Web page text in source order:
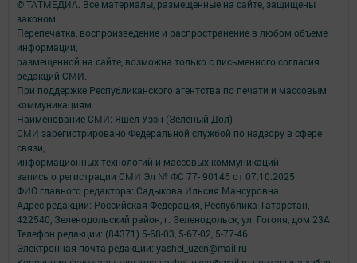
© ТАТМЕДИА. Все материалы, размещенные на сайте, защищены
законом.
Перепечатка, воспроизведение и распространение в любом объеме
информации,
размещенной на сайте, возможна только с письменного согласия
редакций СМИ.
При поддержке Республиканского агентства по печати и массовым
коммуникациям.
Наименование СМИ: Яшел Узэн (Зеленый Дол)
СМИ зарегистрировано Федеральной службой по надзору в сфере
связи,
информационных технологий и массовых коммуникаций
запись о регистрации СМИ Эл № ФС 77- 90146 от 07.10.2025
ФИО главного редактора: Садыкова Ильсия Мансуровна
Адрес редакции: Российская Федерация, Республика Татарстан,
422540, Зеленодольский район, г. Зеленодольск, ул. Гоголя, дом 23А
Телефон редакции: (84371) 5-68-03, 5-67-02, 5-77-46
Электронная почта редакции: yashel_uzen@mail.ru